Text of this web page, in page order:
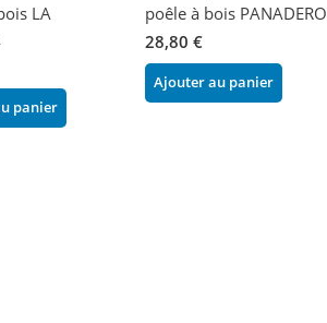
LA
panier
poêle à bois PANADERO
28,80 €
Ajouter au panier